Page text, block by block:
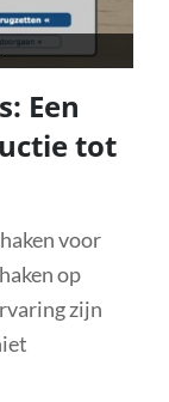
Een
tot
voor
op
zijn